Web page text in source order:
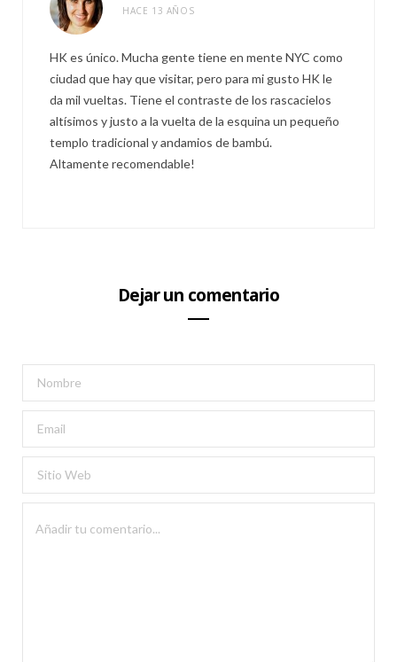
HACE 13 AÑOS
HK es único. Mucha gente tiene en mente NYC como
ciudad que hay que visitar, pero para mi gusto HK le
da mil vueltas. Tiene el contraste de los rascacielos
altísimos y justo a la vuelta de la esquina un pequeño
templo tradicional y andamios de bambú.
Altamente recomendable!
Dejar un comentario